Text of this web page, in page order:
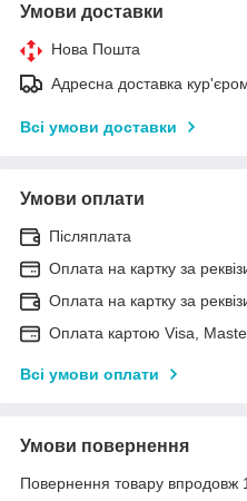
Умови доставки
Нова Пошта
Адресна доставка
Всі умови доставки
Умови оплати
Післяплата
Оплата на картку за
Оплата на картку за
Оплата картою Visa,
Всі умови оплати
Умови повернення
Повернення товару впродовж